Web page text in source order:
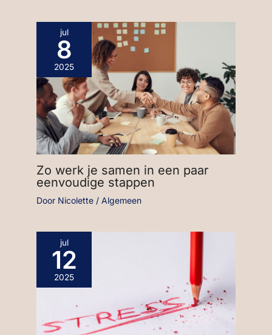
jul
8
2025
Zo werk je samen in een paar
eenvoudige stappen
Door Nicolette / Algemeen
jul
12
2025